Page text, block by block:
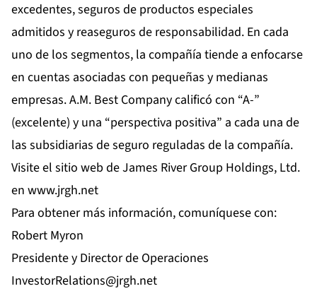
excedentes, seguros de productos especiales
admitidos y reaseguros de responsabilidad. En cada
uno de los segmentos, la compañía tiende a enfocarse
en cuentas asociadas con pequeñas y medianas
empresas. A.M. Best Company calificó con “A-”
(excelente) y una “perspectiva positiva” a cada una de
las subsidiarias de seguro reguladas de la compañía.
Visite el sitio web de James River Group Holdings, Ltd.
en www.jrgh.net
Para obtener más información, comuníquese con:
Robert Myron
Presidente y Director de Operaciones
InvestorRelations@jrgh.net